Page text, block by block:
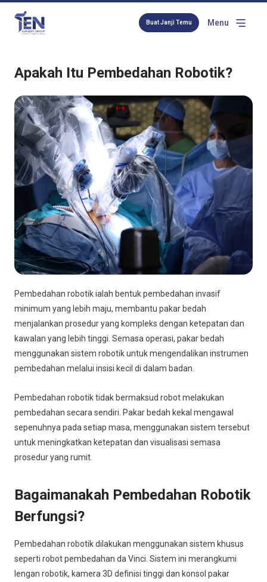
Buat Janji Temu Menu
Apakah Itu Pembedahan Robotik?
Pembedahan robotik ialah bentuk pembedahan invasif
minimum yang lebih maju, membantu pakar bedah
menjalankan prosedur yang kompleks dengan ketepatan dan
kawalan yang lebih tinggi. Semasa operasi, pakar bedah
menggunakan sistem robotik untuk mengendalikan instrumen
pembedahan melalui insisi kecil di dalam badan.
Pembedahan robotik tidak bermaksud robot melakukan
pembedahan secara sendiri. Pakar bedah kekal mengawal
sepenuhnya pada setiap masa, menggunakan sistem tersebut
untuk meningkatkan ketepatan dan visualisasi semasa
prosedur yang rumit.
Bagaimanakah Pembedahan Robotik
Berfungsi?
Pembedahan robotik dilakukan menggunakan sistem khusus
seperti robot pembedahan da Vinci. Sistem ini merangkumi
lengan robotik, kamera 3D definisi tinggi dan konsol pakar